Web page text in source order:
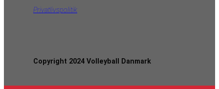
Privatlivspolitik
Copyright 2024 Volleyball Danmark